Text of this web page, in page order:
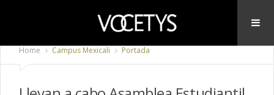
Home Campus Mexicali Portada